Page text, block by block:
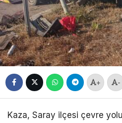
+ -
Kaza, Saray ilçesi çevre